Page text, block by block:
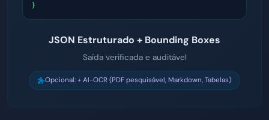
}
JSON Estruturado + Bounding Boxes
Saída verificada e auditável
Opcional: + AI-OCR (PDF pesquisável, Markdown, Tabelas)